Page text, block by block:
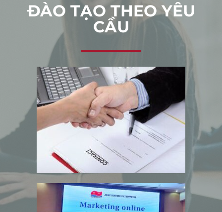
ĐÀO TẠO THEO YÊU
CẦU